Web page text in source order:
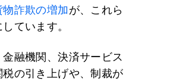
詐欺の増加が、これら
ています。
融機関、決済サービス
の引き上げや、制裁が